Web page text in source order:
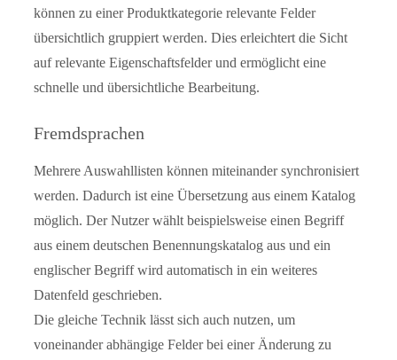
können zu einer Produktkategorie relevante Felder
übersichtlich gruppiert werden. Dies erleichtert die Sicht
auf relevante Eigenschaftsfelder und ermöglicht eine
schnelle und übersichtliche Bearbeitung.
Fremdsprachen
Mehrere Auswahllisten können miteinander synchronisiert
werden. Dadurch ist eine Übersetzung aus einem Katalog
möglich. Der Nutzer wählt beispielsweise einen Begriff
aus einem deutschen Benennungskatalog aus und ein
englischer Begriff wird automatisch in ein weiteres
Datenfeld geschrieben.
Die gleiche Technik lässt sich auch nutzen, um
voneinander abhängige Felder bei einer Änderung zu